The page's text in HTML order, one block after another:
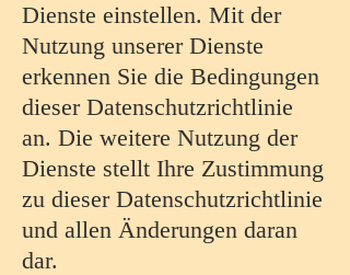
Dienste einstellen. Mit der
Nutzung unserer Dienste
erkennen Sie die Bedingungen
dieser Datenschutzrichtlinie
an. Die weitere Nutzung der
Dienste stellt Ihre Zustimmung
zu dieser Datenschutzrichtlinie
und allen Änderungen daran
dar.